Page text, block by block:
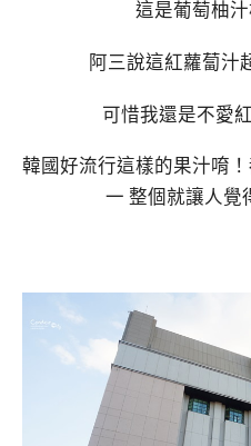
這是葡萄柚汁
阿三說這紅蘿蔔汁
可惜我還是不愛
韓國好流行這樣的果汁唷
一 整個就讓人覺